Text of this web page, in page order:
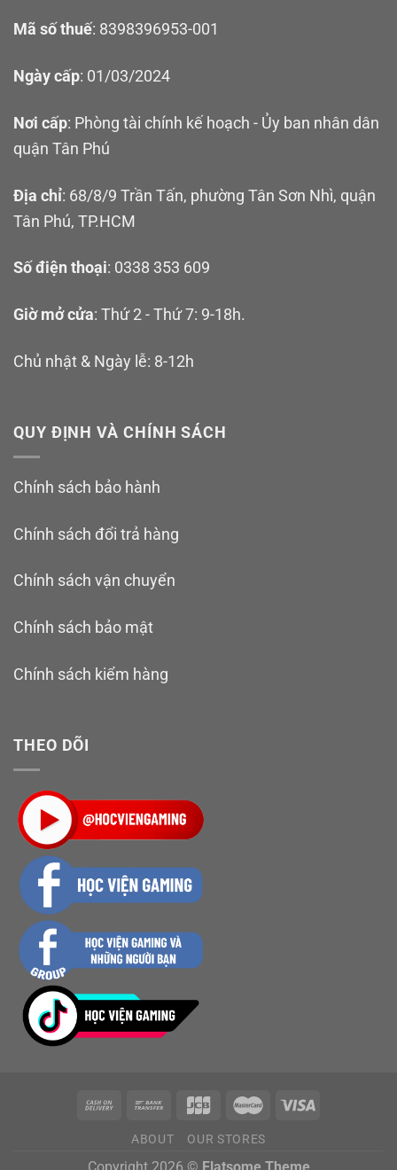
Mã số thuế: 8398396953-001
Ngày cấp: 01/03/2024
Nơi cấp: Phòng tài chính kế hoạch - Ủy ban nhân dân
quận Tân Phú
Địa chỉ: 68/8/9 Trần Tấn, phường Tân Sơn Nhì, quận
Tân Phú, TP.HCM
Số điện thoại: 0338 353 609
Giờ mở cửa: Thứ 2 - Thứ 7: 9-18h.
Chủ nhật & Ngày lễ: 8-12h
QUY ĐỊNH VÀ CHÍNH SÁCH
Chính sách bảo hành
Chính sách đổi trả hàng
Chính sách vận chuyển
Chính sách bảo mật
Chính sách kiểm hàng
THEO DÕI
ABOUT OUR STORES